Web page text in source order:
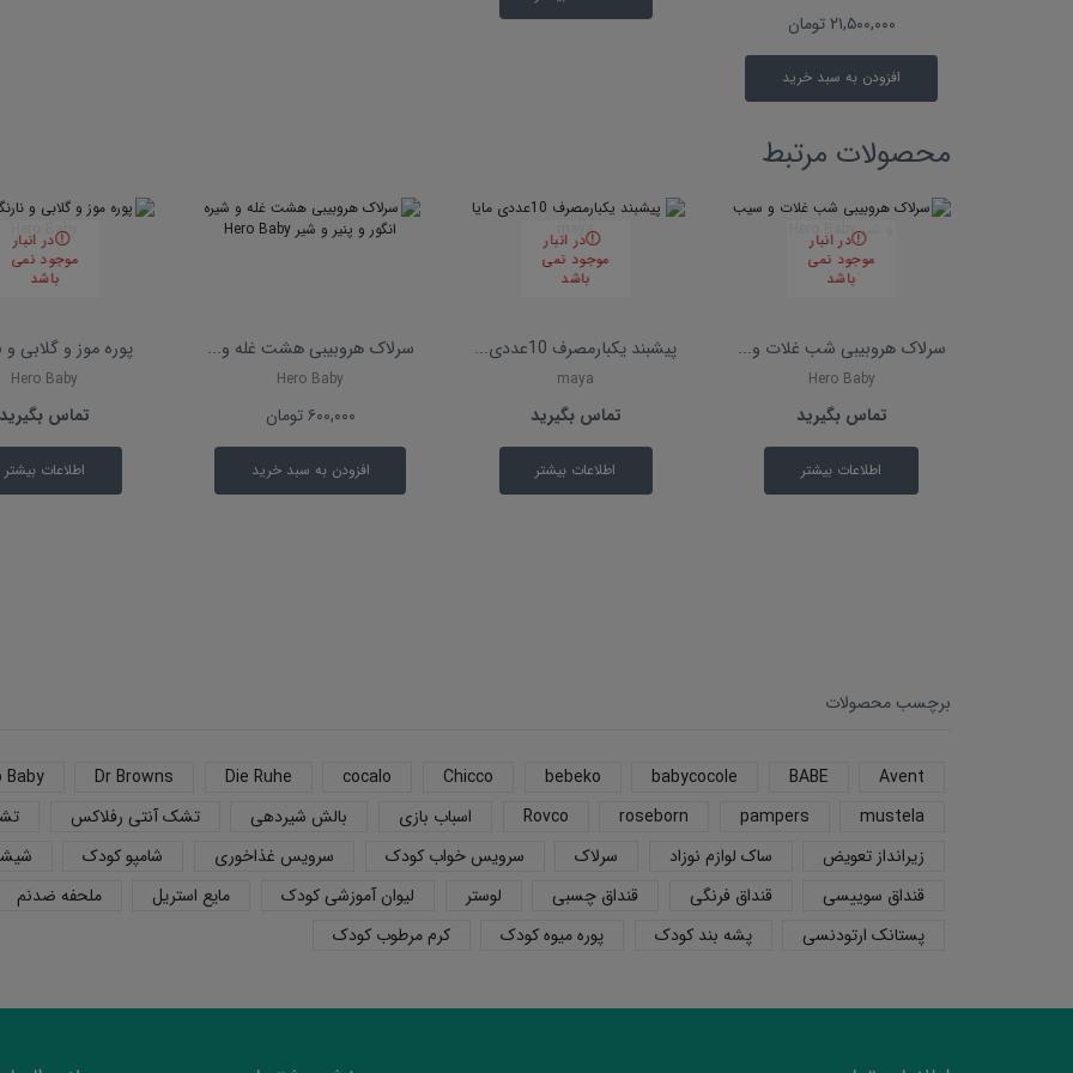
۲۱,۵۰۰,۰۰۰ تومان
افزودن به سبد خرید
محصولات مرتبط
در انبار
موجود نمی
باشد
سرلاک هروبیبی شب غلات و...
Hero Baby
تماس بگیرید
اطلاعات بیشتر
در انبار
موجود نمی
باشد
پیشبند یکبارمصرف 10عددی...
maya
تماس بگیرید
اطلاعات بیشتر
سرلاک هروبیبی هشت غله و...
Hero Baby
۶۰۰,۰۰۰تومان
افزودن به سبد خرید
در انبار
موجود نمی
باشد
پوره موز و گلابی و
Hero Baby
تماس بگیرید
اطلاعات بیشتر
برچسب محصولات
Avent
BABE
babycocole
bebeko
Chicco
cocalo
Die Ruhe
Dr Browns
Baby
mustela
pampers
roseborn
Rovco اسباب بازی بالش شیردهی تشک آنتی رفلاکس
زیرانداز تعویض
ساک لوازم نوزاد سرلاک سرویس خواب کودک سرویس غذاخوری شامپو کودک
قنداق سوییسی
قنداق فرنگی قنداق چسبی لوستر لیوان آموزشی کودک مایع استریل ملحفه ضدنم
پستانک ارتودنسی
پشه بند کودک پوره میوه کودک کرم مرطوب کودک